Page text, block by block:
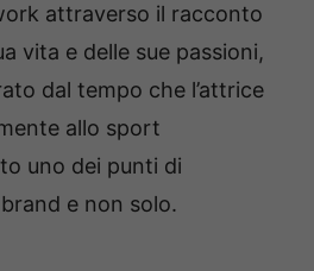
attraverso il racconto
vita e delle sue passioni,
dal tempo che l’attrice
allo sport
uno dei punti di
e non solo.